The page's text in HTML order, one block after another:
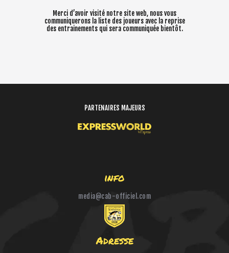
BASKETBALLMerci d’avoir visité notre site web, nous vous
communiquerons la liste des joueurs avec la reprise
des entrainements qui sera communiquée bientôt.
PARTENAIRES MAJEURS
info
media@cab-officiel.com
Adresse